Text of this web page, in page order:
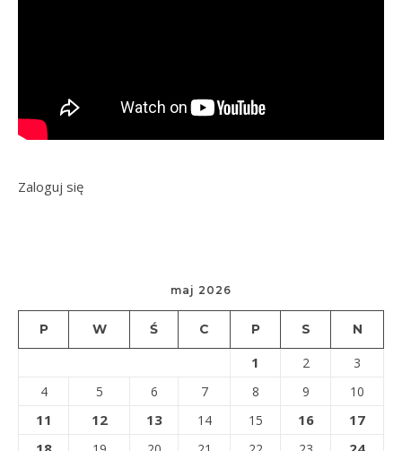
Zaloguj się
maj 2026
P W Ś C P S N
1 2
3
4
5 6 7 8 9 10
11 12 13 14 15 16
17